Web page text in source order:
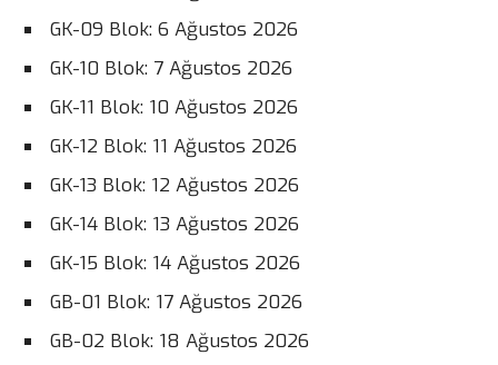
GK-09 Blok: 6 Ağustos 2026
GK-10 Blok: 7 Ağustos 2026
GK-11 Blok: 10 Ağustos 2026
GK-12 Blok: 11 Ağustos 2026
GK-13 Blok: 12 Ağustos 2026
GK-14 Blok: 13 Ağustos 2026
GK-15 Blok: 14 Ağustos 2026
GB-01 Blok: 17 Ağustos 2026
GB-02 Blok: 18 Ağustos 2026